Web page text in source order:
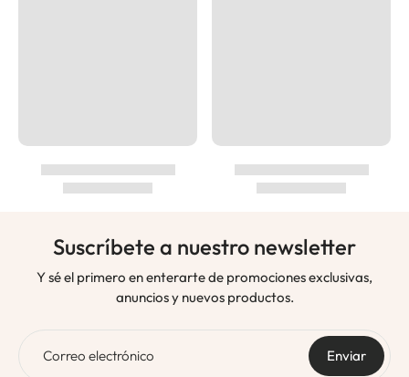
Suscríbete a nuestro newsletter
Y sé el primero en enterarte de promociones exclusivas,
anuncios y nuevos productos.
Correo electrónico Enviar